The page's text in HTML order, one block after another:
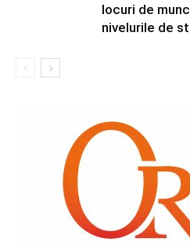
locuri de
nivelurile de